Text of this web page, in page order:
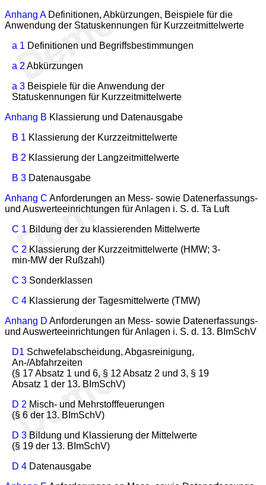
Anhang ADefinitionen, Abkürzungen, Beispiele für die
Anwendung der Statuskennungen für Kurzzeitmittelwerte
a 1 Definitionen und Begriffsbestimmungen
a 2 Abkürzungen
a 3 Beispiele für die Anwendung der
Statuskennungen für Kurzzeitmittelwerte
Anhang B Klassierung und Datenausgabe
B 1 Klassierung der Kurzzeitmittelwerte
B 2 Klassierung der Langzeitmittelwerte
B 3 Datenausgabe
Anhang C Anforderungen an Mess- sowie Datenerfassungs-
und Auswerteeinrichtungen für Anlagen i. S. d. Ta Luft
C 1 Bildung der zu klassierenden Mittelwerte
C 2 Klassierung der Kurzzeitmittelwerte (HMW; 3-
min-MW der Rußzahl)
C 3 Sonderklassen
C 4 Klassierung der Tagesmittelwerte (TMW)
Anhang D Anforderungen an Mess- sowie Datenerfassungs-
und Auswerteeinrichtungen für Anlagen i. S. d. 13. BImSchV
D1 Schwefelabscheidung, Abgasreinigung,
An-/Abfahrzeiten
(§ 17 Absatz 1 und 6, § 12 Absatz 2 und 3, § 19
Absatz 1 der 13. BImSchV)
D 2 Misch- und Mehrstofffeuerungen
(§ 6 der 13. BImSchV)
D 3 Bildung und Klassierung der Mittelwerte
(§ 19 der 13. BImSchV)
D 4 Datenausgabe